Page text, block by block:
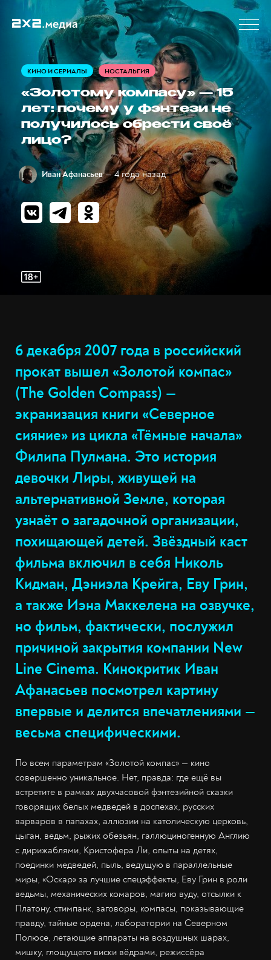
КИНО И СЕРИАЛЫ НОСТАЛЬГИЯ
«Золотому компасу» — 15
лет: почему у фэнтези не
получилось обрести своё
лицо?
Иван Афанасьев — 4 года назад
6 декабря 2007 года в российский
прокат вышел «Золотой компас»
(The Golden Compass) —
экранизация книги «Северное
сияние» из цикла «Тёмные начала»
Филипа Пулмана. Это история
девочки Лиры, живущей на
альтернативной Земле, которая
узнаёт о загадочной организации,
похищающей детей. Звёздный каст
фильма включил в себя Николь
Кидман, Дэниэла Крейга, Еву Грин,
а также Иэна Маккелена на озвучке,
но фильм, фактически, послужил
причиной закрытия компании New
Line Cinema. Кинокритик Иван
Афанасьев посмотрел картину
впервые и делится впечатлениями —
весьма специфическими.
По всем параметрам «Золотой компас» — кино
совершенно уникальное. Нет, правда: где ещё вы
встретите в рамках двухчасовой фэнтезийной сказки
говорящих белых медведей в доспехах, русских
варваров в папахах, аллюзии на католическую церковь,
цыган, ведьм, рыжих обезьян, галлюциногенную Англию
с дирижаблями, Кристофера Ли, опыты на детях,
поединки медведей, пыль, ведущую в параллельные
миры, «Оскар» за лучшие спецэффекты, Еву Грин в роли
ведьмы, механических комаров, магию вуду, отсылки к
Платону, стимпанк, заговоры, компасы, показывающие
правду, тайные ордена, лаборатории на Северном
Полюсе, летающие аппараты на воздушных шарах,
мишку, глощущего виски вёдрами, режиссёра